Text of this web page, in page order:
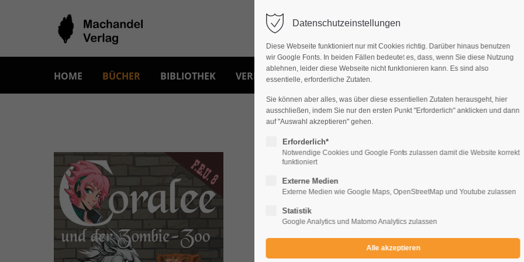
HOME BÜCHER BIBLIOTHEK VERLAG, MANUSKRIPTE IMPRESSUM
Mira Lindorm
Coralee und der Zombie-Zoo
€6,90 €
Datenschutzeinstellungen
Diese Webseite funktioniert nur mit Cookies richtig. Darüber hinaus benutzen
wir Google Fonts. In beiden Fällen bedeutet es, dass, wenn Sie diese Nutzung
ablehnen, leider diese Webseite nicht funktionieren kann. Es sind also
essentielle, erforderliche Zutaten.
Sie können aber alles, was über diese essentiellen Zutaten herausgeht, hier
ausschließen, indem Sie nur den ersten Punkt "Erforderlich" anklicken und dann
auf "Auswahl akzeptieren" gehen.
Erforderlich*
Notwendige Cookies und Google Fonts zulassen damit die Website korrekt
funktioniert
Externe Medien
Externe Medien wie Google Maps, OpenStreetMap und Youtube zulassen
Statistik
Google Analytics und Matomo Analytics zulassen